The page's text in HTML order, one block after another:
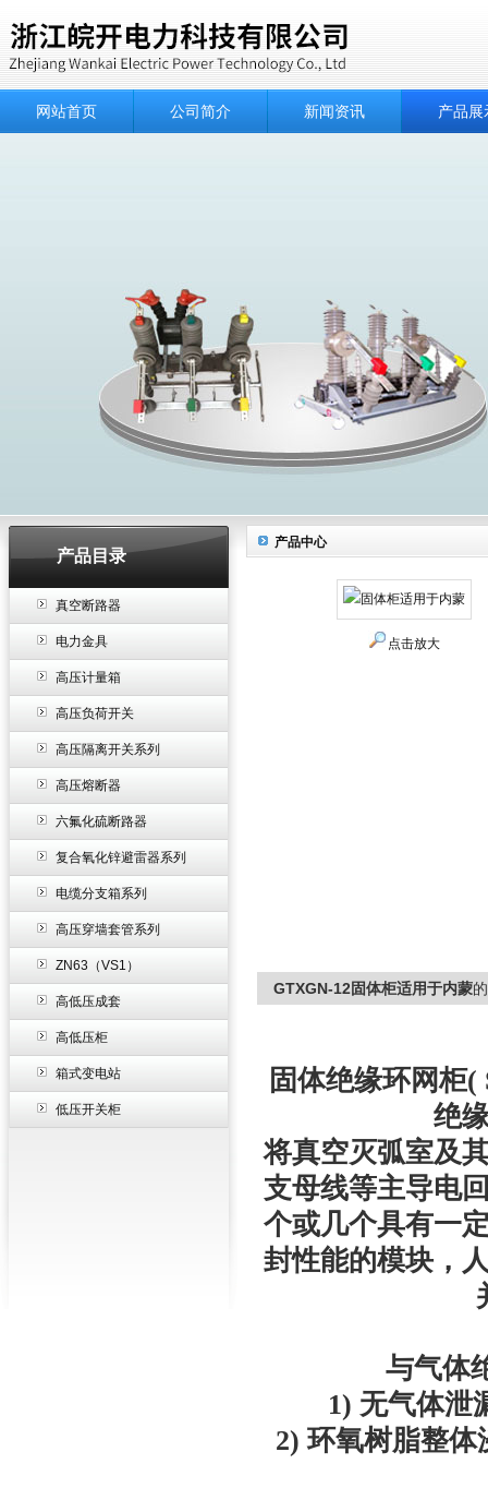
网站首页 公司简介 新闻资讯 产品展
产品目录
真空断路器
电力金具
高压计量箱
高压负荷开关
高压隔离开关系列
高压熔断器
六氟化硫断路器
复合氧化锌避雷器系列
电缆分支箱系列
高压穿墙套管系列
ZN63（VS1）
高低压成套
高低压柜
箱式变电站
低压开关柜
产品中心
点击放大
GTXGN-12固体柜适用于内蒙
固体绝缘环网柜(
绝
将真空灭弧室及
支母线等主导电
个或几个具有一
封性能的模块，
与气体
1) 无气体
2) 环氧树脂整